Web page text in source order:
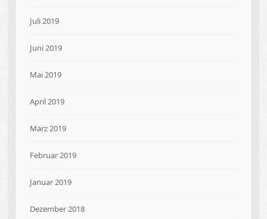
Juli 2019
Juni 2019
Mai 2019
April 2019
März 2019
Februar 2019
Januar 2019
Dezember 2018